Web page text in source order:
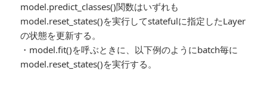
model.predict_classes()関数はいずれも
model.reset_states()を実行してstatefulに指定したLayer
の状態を更新する。
・model.fit()を呼ぶときに、以下例のようにbatch毎に
model.reset_states()を実行する。